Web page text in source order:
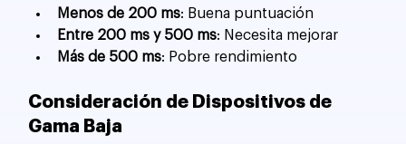
Menos de 200 ms: Buena puntuación
Entre 200 ms y 500 ms: Necesita mejorar
Más de 500 ms: Pobre rendimiento
Consideración de Dispositivos de
Gama Baja